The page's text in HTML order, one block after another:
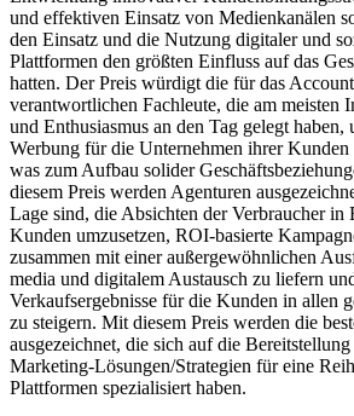
und effektiven Einsatz von Medienkanälen
den Einsatz und die Nutzung digitaler und
Plattformen den größten Einfluss auf das
hatten. Der Preis würdigt die für das
verantwortlichen Fachleute, die am meisten
und Enthusiasmus an den Tag gelegt haben,
Werbung für die Unternehmen ihrer Kunden
was zum Aufbau solider
diesem Preis werden Agenturen
Lage sind, die Absichten der Verbraucher in
Kunden umzusetzen, ROI-basierte
zusammen mit einer außergewöhnlichen
media und digitalem Austausch zu liefern
Verkaufsergebnisse für die Kunden in allen
zu steigern. Mit diesem Preis werden die
ausgezeichnet, die sich auf die
Marketing-Lösungen/Strategien für eine
Plattformen spezialisiert haben.